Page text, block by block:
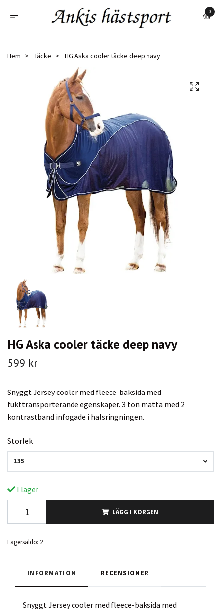
0
Hem Täcke HG Aska cooler täcke deep navy
HG Aska cooler täcke deep navy
599 kr
Snyggt Jersey cooler med fleece-baksida med
fukttransporterande egenskaper. 3 ton matta med 2
kontrastband infogade i halsringningen.
Storlek
135
I lager
LÄGG I KORGEN
Lagersaldo: 2
INFORMATION RECENSIONER
Snyggt Jersey cooler med fleece-baksida med